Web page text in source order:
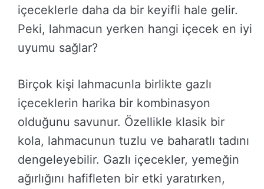
içeceklerle daha da bir keyifli hale gelir.
Peki, lahmacun yerken hangi içecek en iyi
uyumu sağlar?
Birçok kişi lahmacunla birlikte gazlı
içeceklerin harika bir kombinasyon
olduğunu savunur. Özellikle klasik bir
kola, lahmacunun tuzlu ve baharatlı tadını
dengeleyebilir. Gazlı içecekler, yemeğin
ağırlığını hafifleten bir etki yaratırken,